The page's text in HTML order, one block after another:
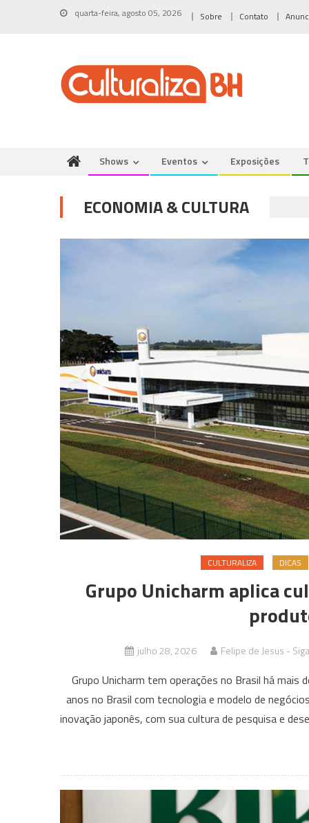
quarta-feira, agosto 05, 2026 Sobre Contato
Shows Eventos Exposições
ECONOMIA & CULTURA
CULTURALIZA DICAS
Grupo Unicharm aplica
julho 28, 2026 Felipe de Jesus -
Grupo Unicharm tem operações no Brasil há mais
anos no Brasil com tecnologia e modelo de
inovação japonês, com sua cultura de pesquisa e